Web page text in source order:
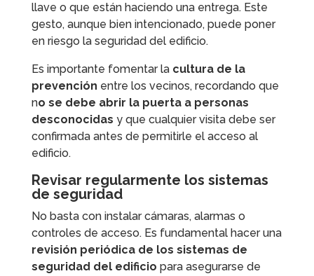
llave o que están haciendo una entrega. Este
gesto, aunque bien intencionado, puede poner
en riesgo la seguridad del edificio.
Es importante fomentar la cultura de la
prevención entre los vecinos, recordando que
no se debe abrir la puerta a personas
desconocidas y que cualquier visita debe ser
confirmada antes de permitirle el acceso al
edificio.
Revisar regularmente los sistemas
de seguridad
No basta con instalar cámaras, alarmas o
controles de acceso. Es fundamental hacer una
revisión periódica de los sistemas de
seguridad del edificio para asegurarse de